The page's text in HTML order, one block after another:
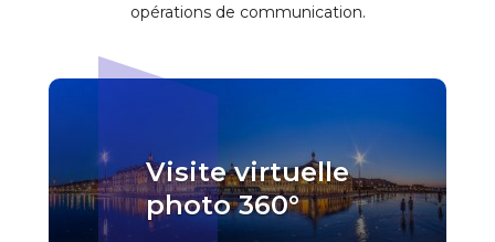
opérations de communication.
Visite virtuelle
photo 360°